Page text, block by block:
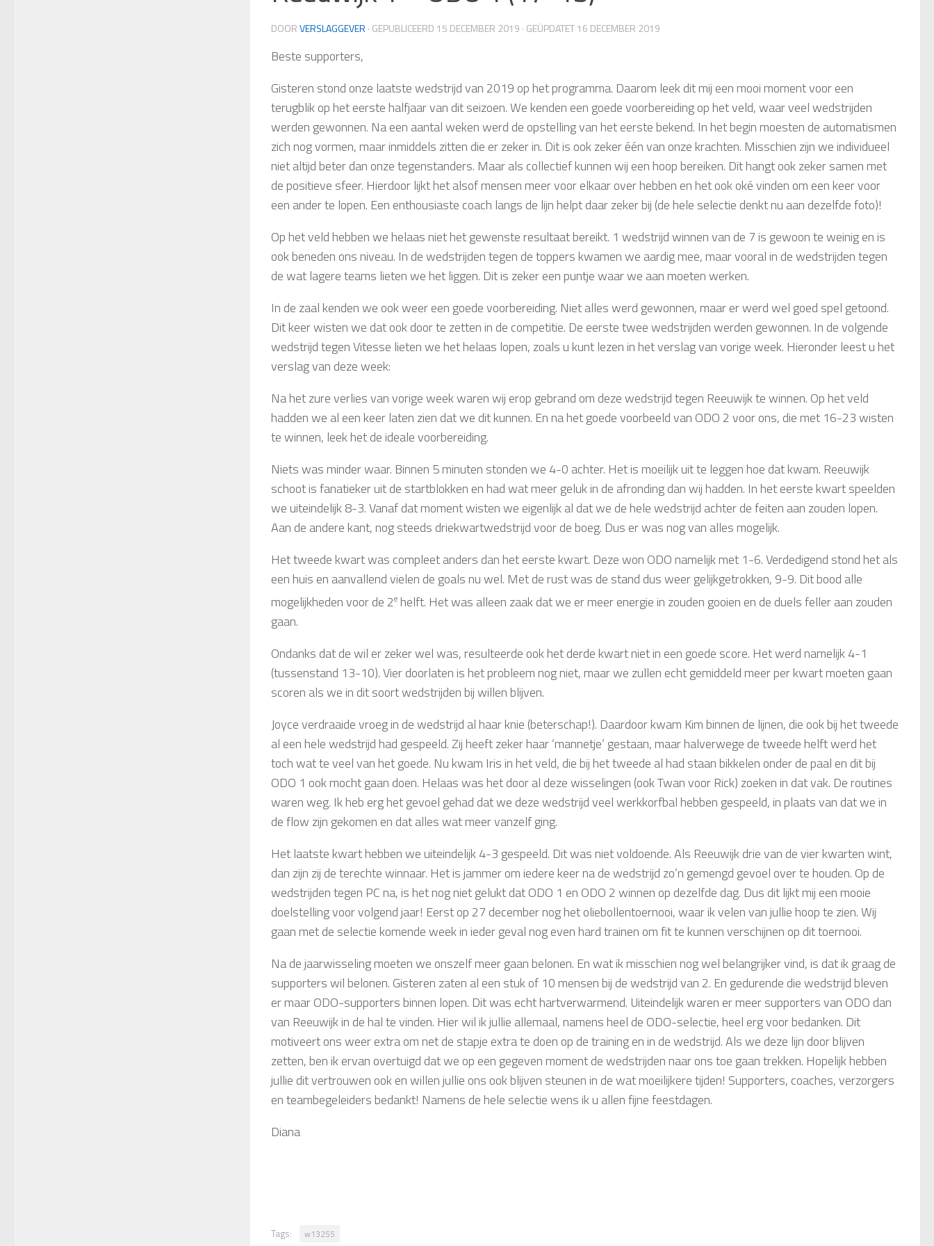
DOORVERSLAGGEVER · GEPUBLICEERD 15 DECEMBER 2019 · GEÜPDATET16 DECEMBER 2019
Beste supporters,
Gisteren stond onze laatste wedstrijd van 2019 op het programma. Daarom leek dit mij een mooi moment voor een
terugblik op het eerste halfjaar van dit seizoen. We kenden een goede voorbereiding op het veld, waar veel wedstrijden
werden gewonnen. Na een aantal weken werd de opstelling van het eerste bekend. In het begin moesten de automatismen
zich nog vormen, maar inmiddels zitten die er zeker in. Dit is ook zeker één van onze krachten. Misschien zijn we individueel
niet altijd beter dan onze tegenstanders. Maar als collectief kunnen wij een hoop bereiken. Dit hangt ook zeker samen met
de positieve sfeer. Hierdoor lijkt het alsof mensen meer voor elkaar over hebben en het ook oké vinden om een keer voor
een ander te lopen. Een enthousiaste coach langs de lijn helpt daar zeker bij (de hele selectie denkt nu aan dezelfde foto)!
Op het veld hebben we helaas niet het gewenste resultaat bereikt. 1 wedstrijd winnen van de 7 is gewoon te weinig en is
ook beneden ons niveau. In de wedstrijden tegen de toppers kwamen we aardig mee, maar vooral in de wedstrijden tegen
de wat lagere teams lieten we het liggen. Dit is zeker een puntje waar we aan moeten werken.
In de zaal kenden we ook weer een goede voorbereiding. Niet alles werd gewonnen, maar er werd wel goed spel getoond.
Dit keer wisten we dat ook door te zetten in de competitie. De eerste twee wedstrijden werden gewonnen. In de volgende
wedstrijd tegen Vitesse lieten we het helaas lopen, zoals u kunt lezen in het verslag van vorige week. Hieronder leest u het
verslag van deze week:
Na het zure verlies van vorige week waren wij erop gebrand om deze wedstrijd tegen Reeuwijk te winnen. Op het veld
hadden we al een keer laten zien dat we dit kunnen. En na het goede voorbeeld van ODO 2 voor ons, die met 16-23 wisten
te winnen, leek het de ideale voorbereiding.
Niets was minder waar. Binnen 5 minuten stonden we 4-0 achter. Het is moeilijk uit te leggen hoe dat kwam. Reeuwijk
schoot is fanatieker uit de startblokken en had wat meer geluk in de afronding dan wij hadden. In het eerste kwart speelden
we uiteindelijk 8-3. Vanaf dat moment wisten we eigenlijk al dat we de hele wedstrijd achter de feiten aan zouden lopen.
Aan de andere kant, nog steeds driekwartwedstrijd voor de boeg. Dus er was nog van alles mogelijk.
Het tweede kwart was compleet anders dan het eerste kwart. Deze won ODO namelijk met 1-6. Verdedigend stond het als
een huis en aanvallend vielen de goals nu wel. Met de rust was de stand dus weer gelijkgetrokken, 9-9. Dit bood alle
mogelijkheden voor de 2e helft. Het was alleen zaak dat we er meer energie in zouden gooien en de duels feller aan zouden
gaan.
Ondanks dat de wil er zeker wel was, resulteerde ook het derde kwart niet in een goede score. Het werd namelijk 4-1
(tussenstand 13-10). Vier doorlaten is het probleem nog niet, maar we zullen echt gemiddeld meer per kwart moeten gaan
scoren als we in dit soort wedstrijden bij willen blijven.
Joyce verdraaide vroeg in de wedstrijd al haar knie (beterschap!). Daardoor kwam Kim binnen de lijnen, die ook bij het tweede
al een hele wedstrijd had gespeeld. Zij heeft zeker haar ‘mannetje’ gestaan, maar halverwege de tweede helft werd het
toch wat te veel van het goede. Nu kwam Iris in het veld, die bij het tweede al had staan bikkelen onder de paal en dit bij
ODO 1 ook mocht gaan doen. Helaas was het door al deze wisselingen (ook Twan voor Rick) zoeken in dat vak. De routines
waren weg. Ik heb erg het gevoel gehad dat we deze wedstrijd veel werkkorfbal hebben gespeeld, in plaats van dat we in
de flow zijn gekomen en dat alles wat meer vanzelf ging.
Het laatste kwart hebben we uiteindelijk 4-3 gespeeld. Dit was niet voldoende. Als Reeuwijk drie van de vier kwarten wint,
dan zijn zij de terechte winnaar. Het is jammer om iedere keer na de wedstrijd zo’n gemengd gevoel over te houden. Op de
wedstrijden tegen PC na, is het nog niet gelukt dat ODO 1 en ODO 2 winnen op dezelfde dag. Dus dit lijkt mij een mooie
doelstelling voor volgend jaar! Eerst op 27 december nog het oliebollentoernooi, waar ik velen van jullie hoop te zien. Wij
gaan met de selectie komende week in ieder geval nog even hard trainen om fit te kunnen verschijnen op dit toernooi.
Na de jaarwisseling moeten we onszelf meer gaan belonen. En wat ik misschien nog wel belangrijker vind, is dat ik graag de
supporters wil belonen. Gisteren zaten al een stuk of 10 mensen bij de wedstrijd van 2. En gedurende die wedstrijd bleven
er maar ODO-supporters binnen lopen. Dit was echt hartverwarmend. Uiteindelijk waren er meer supporters van ODO dan
van Reeuwijk in de hal te vinden. Hier wil ik jullie allemaal, namens heel de ODO-selectie, heel erg voor bedanken. Dit
motiveert ons weer extra om net de stapje extra te doen op de training en in de wedstrijd. Als we deze lijn door blijven
zetten, ben ik ervan overtuigd dat we op een gegeven moment de wedstrijden naar ons toe gaan trekken. Hopelijk hebben
jullie dit vertrouwen ook en willen jullie ons ook blijven steunen in de wat moeilijkere tijden! Supporters, coaches, verzorgers
en teambegeleiders bedankt! Namens de hele selectie wens ik u allen fijne feestdagen.
Diana
Tags: w13255